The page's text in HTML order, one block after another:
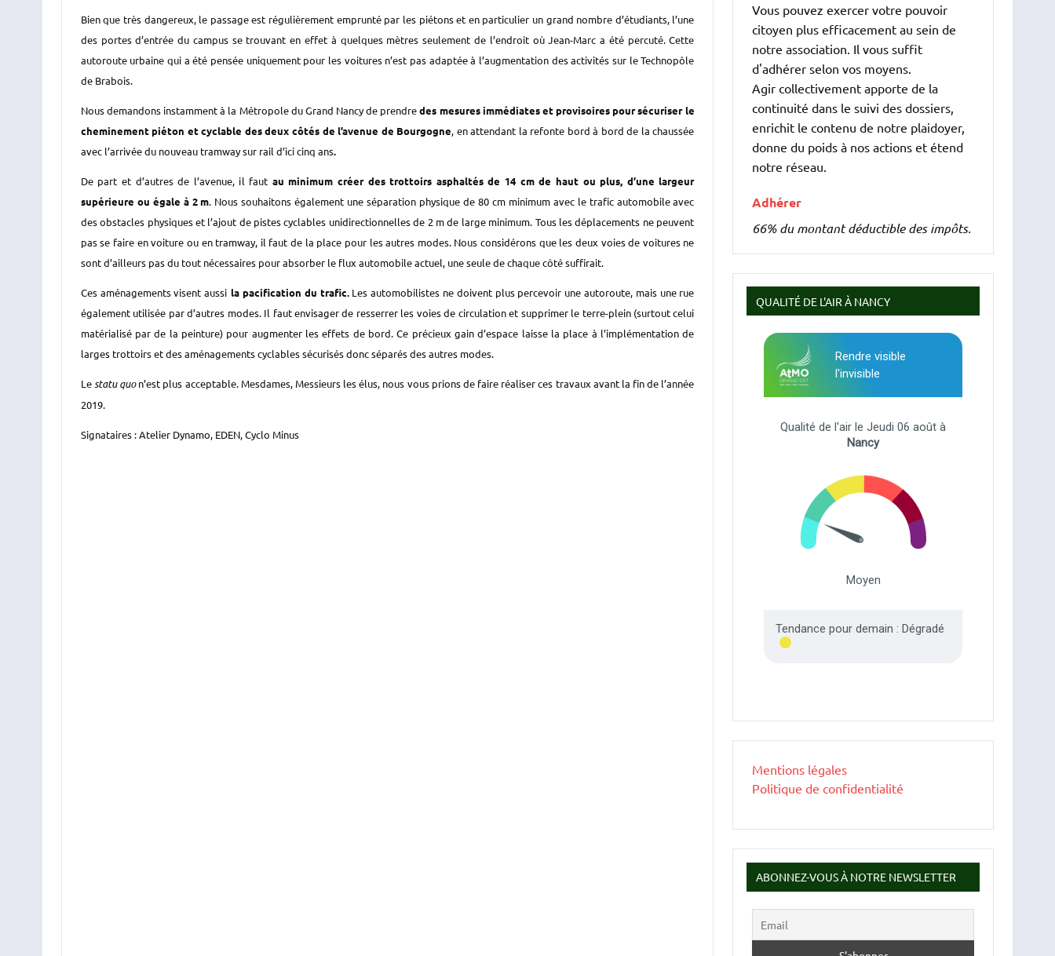
Bien que très dangereux, le passage est régulièrement emprunté par les piétons et en particulier un grand nombre d’étudiants, l’une
des portes d’entrée du campus se trouvant en effet à quelques mètres seulement de l’endroit où Jean-Marc a été percuté. Cette
autoroute urbaine qui a été pensée uniquement pour les voitures n’est pas adaptée à l’augmentation des activités sur le Technopôle
de Brabois.
Nous demandons instammentà la Métropoledu Grand Nancyde prendredes mesures immédiates et provisoires poursécuriser le
cheminement piéton et cyclable des deux côtés de l’avenue de Bourgogne, en attendant la refonte bord à bord de la chaussée
avec l’arrivée du nouveau tramwaysur rail d’ici cinq ans.
De part et d’autres de l’avenue, il faut au minimum créer des trottoirs asphaltés de 14 cm de haut ou plus, d’une largeur
supérieure ou égale à 2m. Noussouhaitons également une séparation physique de 80 cm minimum avec le trafic automobileavec
desobstacles physiqueset l’ajout depistes cyclables unidirectionnelles de 2 m de large minimum. Tous les déplacements ne peuvent
pas se faire en voiture ou en tramway, il faut de la place pour les autres modes. Nous considérons que les deux voies de voitures ne
sont d’ailleurs pas du tout nécessaires pour absorber le flux automobileactuel, une seule de chaque côté suffirait.
Ces aménagementsvisent aussi la pacification du trafic.Les automobilistes ne doivent plus percevoir une autoroute, mais une rue
également utilisée par d’autres modes. Il faut envisager de resserrer les voies de circulationet supprimer le terre-plein (surtout celui
matérialisé par de la peinture) pour augmenter les effets de bord.Ce précieux gain d’espace laisse la place à l’implémentation de
larges trottoirset desaménagements cyclablessécurisés doncséparés des autres modes.
Lestatu quon’est plus acceptable. Mesdames, Messieurs les élus, nous vous prions de faire réaliser ces travaux avant la fin de l’année
2019.
Signataires : Atelier Dynamo, EDEN, Cyclo Minus
Vous pouvez exercer votre pouvoir
citoyen plus efficacement au sein de
notre association. Il vous suffit
d'adhérer selon vos moyens.
Agir collectivement apporte de la
continuité dans le suivi des dossiers,
enrichit le contenu de notre plaidoyer,
donne du poids à nos actions et étend
notre réseau.
Adhérer
66% du montant déductible des impôts.
QUALITÉ DE L'AIR À NANCY
Mentions légales
Politique de confidentialité
ABONNEZ-VOUS À NOTRE NEWSLETTER